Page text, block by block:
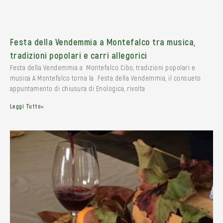
Festa della Vendemmia a Montefalco tra musica,
tradizioni popolari e carri allegorici
Festa della Vendemmia a Montefalco Cibo, tradizioni popolari e
musica A Montefalco torna la Festa della Vendemmia, il consueto
appuntamento di chiusura di Enologica, rivolta
Leggi Tutto»